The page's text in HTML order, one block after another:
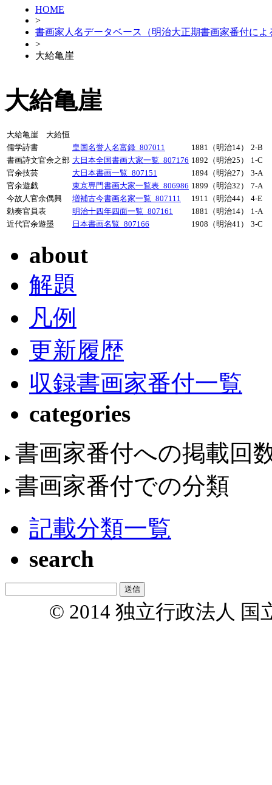
HOME
>
書画家人名データベース（明治大正期書画家番付によ
>
大給亀崖
大給亀崖
大給亀崖 大給恒
儒学詩書
皇国名誉人名富録_807011 1881（明治14）
2-B
書画詩文官余之部 大日本全国書画大家一覧_807176 1892（明治25）
1-C
官余技芸
大日本書画一覧_807151 1894（明治27）
3-A
官余遊戯
東京専門書画大家一覧表_806986 1899（明治32）
7-A
今故人官余偶興
増補古今書画名家一覧_807111 1911（明治44）
4-E
勅奏官員表
明治十四年四面一覧_807161 1881（明治14）
1-A
近代官余遊墨
日本書画名覧_807166 1908（明治41） 3-C
about
解題
凡例
更新履歴
収録書画家番付一覧
categories
書画家番付への掲載回
書画家番付での分類
記載分類一覧
search
© 2014 独立行政法人 国